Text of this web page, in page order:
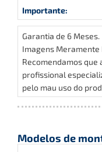
Importante:
Garantia de 6 Meses.
Imagens
Recomendamos
profissional
pelo mau uso do
Modelos de